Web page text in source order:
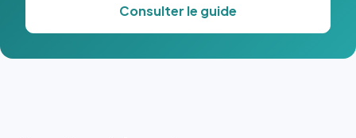
Consulter le guide